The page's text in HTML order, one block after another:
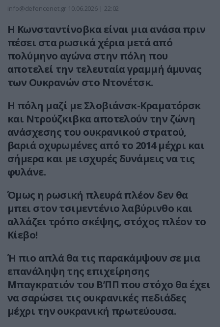
info@defencenet.gr 10.06.2026 | 22:02
Η Κωνσταντίνοβκα είναι μια ανάσα πριν
πέσει στα ρωσικά χέρια μετά από
πολύμηνο αγώνα στην πόλη που
αποτελεί την τελευταία γραμμή άμυνας
των Ουκρανών στο Ντονέτσκ.
Η πόλη μαζί με Σλοβιάνσκ-Κραματόρσκ
και Ντρούζκιβκα αποτελούν την ζώνη
ανάσχεσης του ουκρανικού στρατού,
βαριά οχυρωμένες από το 2014 μέχρι και
σήμερα και με ισχυρές δυνάμεις να τις
φυλάνε.
Όμως η ρωσική πλευρά πλέον δεν θα
μπει στον τσιμεντένιο λαβύρινθο και
αλλάζει τρόπο σκέψης, στόχος πλέον το
Κίεβο!
Ή πιο απλά θα τις παρακάμψουν σε μια
επανάληψη της επιχείρησης
Μπαγκρατιόν του Β’ΠΠ που στόχο θα έχει
να σαρώσει τις ουκρανικές πεδιάδες
μέχρι την ουκρανική πρωτεύουσα.